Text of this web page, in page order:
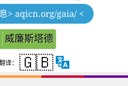
> aqicn.org/gaia/ <
威廉斯塔德
译： 🇬🇧